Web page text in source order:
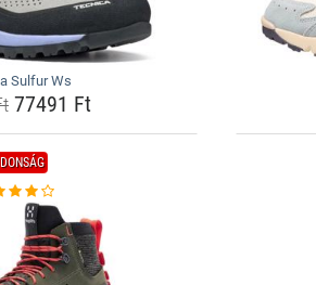
Sulfur Ws
77491 Ft